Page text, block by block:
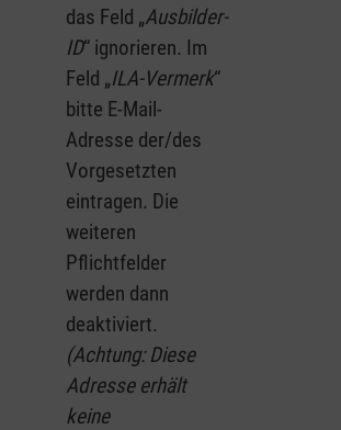
das Feld „Ausbilder-
ID“ ignorieren. Im
Feld „ILA-Vermerk“
bitte E-Mail-
Adresse der/des
Vorgesetzten
eintragen. Die
weiteren
Pflichtfelder
werden dann
deaktiviert.
(Achtung: Diese
Adresse erhält
keine